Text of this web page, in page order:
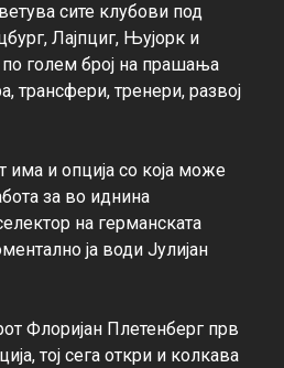
сите клубови под
Лајпциг, Њујорк и
голем број на прашања
трансфери, тренери, развој
има и опција со која може
за во иднина
на германската
ја води Јулијан
Флоријан Плетенберг прв
тој сега откри и колкава